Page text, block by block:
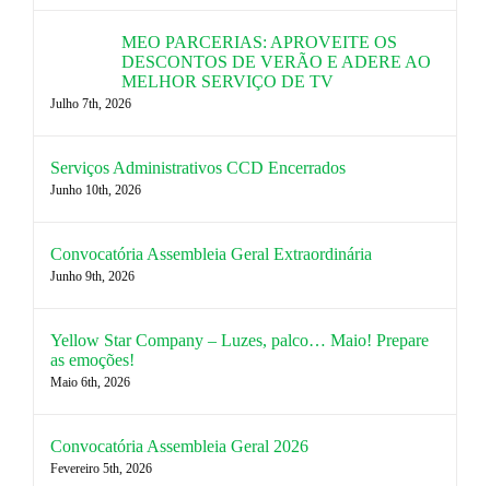
MEO PARCERIAS: APROVEITE OS
DESCONTOS DE VERÃO E ADERE AO
MELHOR SERVIÇO DE TV
Julho 7th, 2026
Serviços Administrativos CCD Encerrados
Junho 10th, 2026
Convocatória Assembleia Geral Extraordinária
Junho 9th, 2026
Yellow Star Company – Luzes, palco… Maio! Prepare
as emoções!
Maio 6th, 2026
Convocatória Assembleia Geral 2026
Fevereiro 5th, 2026